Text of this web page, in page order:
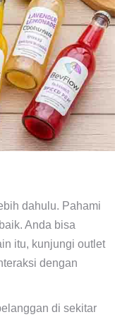
dahulu. Pahami
Anda bisa
itu, kunjungi outlet
dengan
di sekitar